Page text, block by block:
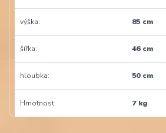
výška 85 cm
šířka 46 cm
hloubka 50 cm
Hmotnost 7 kg